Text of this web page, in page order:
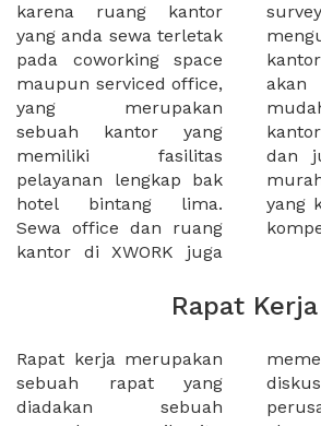
karena ruang kantor
yang anda sewa terletak
pada coworking space
maupun serviced office,
yang merupakan
sebuah kantor yang
memiliki fasilitas
pelayanan lengkap bak
hotel bintang lima.
Sewa office dan ruang
kantor di XWORK juga
survey atau
mengunjungi calon
kantor Anda, semuanya
akan dibuat lebih
mudah untuk sewa
kantor terbaik Anda,
dan juga sewa kantor
murah karena harga
yang kami miliki sangat
Rapat Kerja
Rapat kerja merupakan
sebuah rapat yang
diadakan sebuah
memengaruhi suasana
diskusi antar tim
perusahaan dan juga